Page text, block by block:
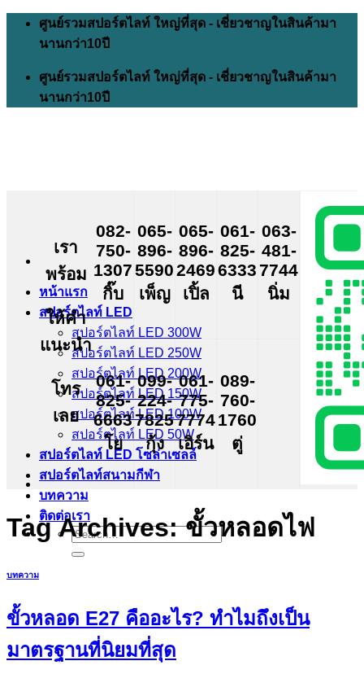
Skip
content
ศูนย์รวมสปอร์ตไลท์ ใหญ่ที่สุด - เชี่ยวชาญในสินค้ามา
นานกว่า10ปี
ศูนย์รวมสปอร์ตไลท์ ใหญ่ที่สุด - เชี่ยวชาญในสินค้ามา
นานกว่า10ปี
หน้าแรก
สปอร์ตไลท์ LED
สปอร์ตไลท์ LED 300W
สปอร์ตไลท์ LED 250W
สปอร์ตไลท์ LED 200W
สปอร์ตไลท์ LED 150W
สปอร์ตไลท์ LED 100W
สปอร์ตไลท์ LED 50W
สปอร์ตไลท์ LED โซล่าเซลล์
สปอร์ตไลท์สนามกีฬา
บทความ
ติดต่อเรา
Search
for:
เรา
พร้อม
ให้คำ
แนะนำ
โทร
เลย
082-
750-
1307
กิ๊บ
065-
896-
5590
เพ็ญ
065-
896-
2469
เปิ้ล
061-
825-
6333
นี
063-
481-
7744
นิ่ม
061-
825-
6663
โย
099-
224-
7825
กุ้ง
061-
775-
7774
เอิร์น
089-
760-
1760
ตู่
Tag Archives:ขั้วหลอดไฟ
บทความ
ขั้วหลอด E27 คืออะไร? ทำไมถึงเป็น
มาตรฐานที่นิยมที่สุด